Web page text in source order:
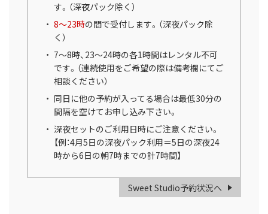
す。（深夜パック除く）
8～23時の間で受付します。（深夜パック除
く）
7～8時、23～24時の各1時間はレンタル不可
です。（連続使用をご希望の際は備考欄にてご
相談ください）
同日に他の予約が入ってる場合は最低30分の
間隔を空けてお申し込み下さい。
深夜セットのご利用日時にご注意ください。
【例：4月5日の深夜パック利用＝5日の深夜24
時から6日の朝7時までの計7時間】
Sweet Studio予約状況へ